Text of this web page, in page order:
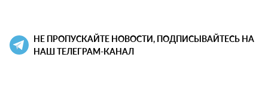
НЕ ПРОПУСКАЙТЕ НОВОСТИ, ПОДПИСЫВАЙТЕСЬ НА
НАШ ТЕЛЕГРАМ-КАНАЛ